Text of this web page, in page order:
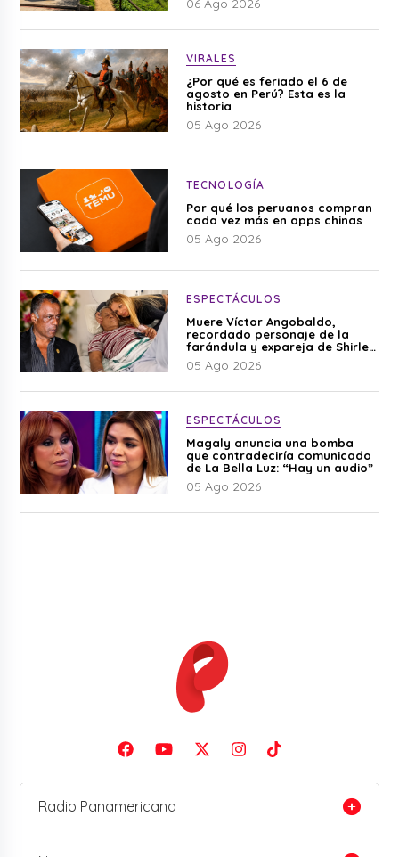
06 Ago 2026
VIRALES
¿Por qué es feriado el 6 de
agosto en Perú? Esta es la
historia
05 Ago 2026
TECNOLOGÍA
Por qué los peruanos compran
cada vez más en apps chinas
05 Ago 2026
ESPECTÁCULOS
Muere Víctor Angobaldo,
recordado personaje de la
farándula y expareja de Shirley
Cherres
05 Ago 2026
ESPECTÁCULOS
Magaly anuncia una bomba
que contradeciría comunicado
de La Bella Luz: “Hay un audio”
05 Ago 2026
Radio Panamericana